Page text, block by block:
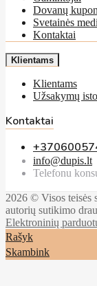
Dovanų
Svetainės
Kontaktai
Klientams
Klientams
Užsakymų
Kontaktai
info@dupis.lt
Telefonu
2026 © Visos teisės
autorių sutikimo
Elektroninių
Rašyk
Skambink